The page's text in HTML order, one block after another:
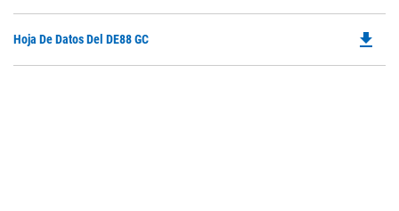
a
Hoja De Datos Del DE88 GC file_download